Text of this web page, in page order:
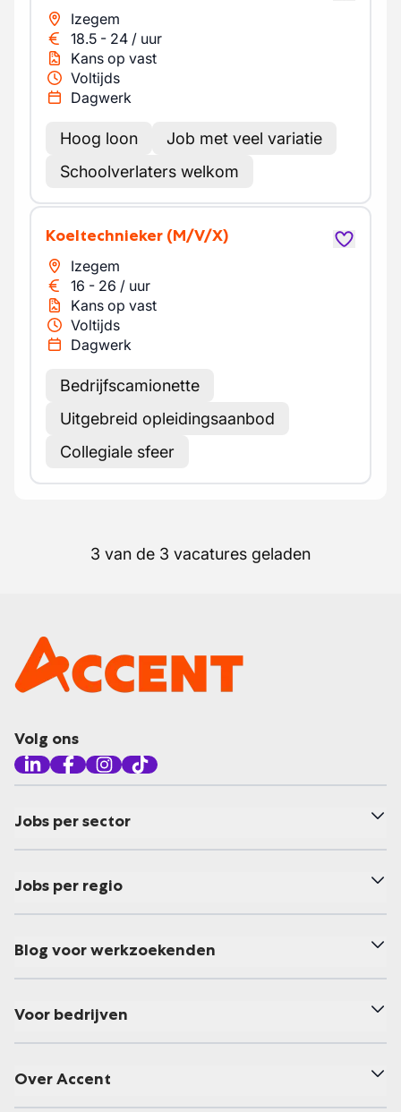
Izegem
18.5 - 24 / uur
Kans op vast
Voltijds
Dagwerk
Hoog loon
Job met veel variatie
Schoolverlaters welkom
Koeltechnieker (M/V/X)
Izegem
16 - 26 / uur
Kans op vast
Voltijds
Dagwerk
Bedrijfscamionette
Uitgebreid opleidingsaanbod
Collegiale sfeer
3 van de 3 vacatures geladen
Volg ons
Jobs per sector
Jobs per regio
Blog voor werkzoekenden
Voor bedrijven
Over Accent